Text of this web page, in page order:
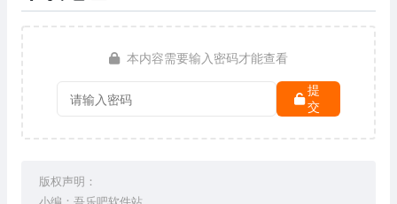
本内容需要输入密码才能查看
提
交
版权声明：